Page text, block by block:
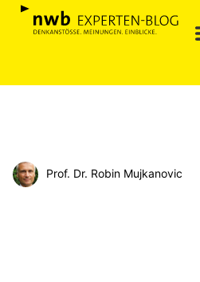
Prof. Dr. Robin Mujkanovic